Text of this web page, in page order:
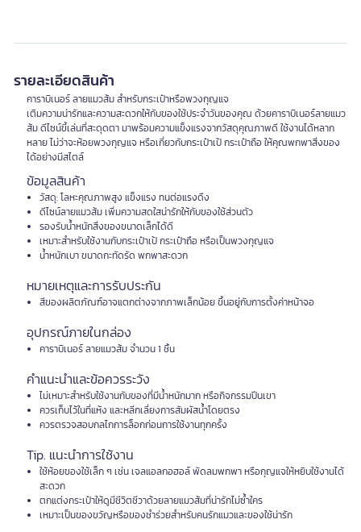
รายละเอียดสินค้า
คาราบิเนอร์ ลายแมวส้ม สำหรับกระเป๋าหรือพวงกุญแจ
เติมความน่ารักและความสะดวกให้กับของใช้ประจำวันของคุณ ด้วยคาราบิเนอร์ลายแมว
ส้ม ดีไซน์ขี้เล่นที่สะดุดตา มาพร้อมความแข็งแรงจากวัสดุคุณภาพดี ใช้งานได้หลาก
หลาย ไม่ว่าจะห้อยพวงกุญแจ หรือเกี่ยวกับกระเป๋าเป้ กระเป๋าถือ ให้คุณพกพาสิ่งของ
ได้อย่างมีสไตล์
ข้อมูลสินค้า
วัสดุ: โลหะคุณภาพสูง แข็งแรง ทนต่อแรงดึง
ดีไซน์ลายแมวส้ม เพิ่มความสดใสน่ารักให้กับของใช้ส่วนตัว
รองรับน้ำหนักสิ่งของขนาดเล็กได้ดี
เหมาะสำหรับใช้งานกับกระเป๋าเป้ กระเป๋าถือ หรือเป็นพวงกุญแจ
น้ำหนักเบา ขนาดกะทัดรัด พกพาสะดวก
หมายเหตุและการรับประกัน
สีของผลิตภัณฑ์อาจแตกต่างจากภาพเล็กน้อย ขึ้นอยู่กับการตั้งค่าหน้าจอ
อุปกรณ์ภายในกล่อง
คาราบิเนอร์ ลายแมวส้ม จำนวน 1 ชิ้น
คำแนะนำและข้อควรระวัง
ไม่เหมาะสำหรับใช้งานกับของที่มีน้ำหนักมาก หรือกิจกรรมปีนเขา
ควรเก็บไว้ในที่แห้ง และหลีกเลี่ยงการสัมผัสน้ำโดยตรง
ควรตรวจสอบกลไกการล็อกก่อนการใช้งานทุกครั้ง
Tip. แนะนำการใช้งาน
ใช้ห้อยของใช้เล็ก ๆ เช่น เจลแอลกอฮอล์ พัดลมพกพา หรือกุญแจให้หยิบใช้งานได้
สะดวก
ตกแต่งกระเป๋าให้ดูมีชีวิตชีวาด้วยลายแมวส้มที่น่ารักไม่ซ้ำใคร
เหมาะเป็นของขวัญหรือของชำร่วยสำหรับคนรักแมวและของใช้น่ารัก